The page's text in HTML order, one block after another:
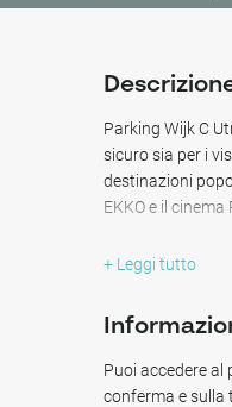
Parking Wijk C
sicuro sia per i
destinazioni
EKKO e il
Da qui è inoltre
In generale, la
cercano un
parcheggiare la
+ Leggi tutto
Puoi accedere al
conferma e sulla